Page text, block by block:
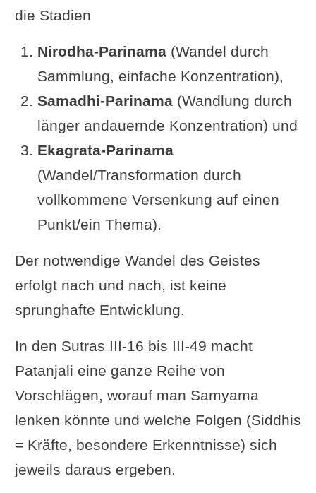
Polsternstern
Wim van den Dungen (buddhistischer
Kommentar zum Yogasutra): „Durch
Beschränkung [englisch: constraint;
gemeint ist vermutlich auch bei Wim
van den Dungen: Samyama] auf den
Polarstern ...“
Rainbowbody: „Samyama auf den
Polarstern (dhruve) und die höchste
spirituelle Position (sahasrara), die
darin liegt, verschafft Zugang zum
Wissen über die „kausale Bewegung
Integration/Harmonisierung mit den
Mustern der Nadis
innerhalb und
außerhalb des Körpers (tad bezieht
sich auf Sutra zuvor).”
die Stadien
Nirodha-Parinama (Wandel durch
Sammlung, einfache Konzentration),
Samadhi-Parinama (Wandlung durch
länger andauernde Konzentration) und
Ekagrata-Parinama
(Wandel/Transformation durch
vollkommene Versenkung auf einen
Punkt/ein Thema).
Der notwendige Wandel des Geistes
erfolgt nach und nach, ist keine
sprunghafte Entwicklung.
In den Sutras III-16 bis III-49 macht
Patanjali eine ganze Reihe von
Vorschlägen, worauf man Samyama
lenken könnte und welche Folgen (Siddhis
= Kräfte, besondere Erkenntnisse) sich
jeweils daraus ergeben.